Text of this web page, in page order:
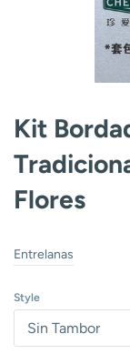
Kit
Flores
Entrelanas
Style